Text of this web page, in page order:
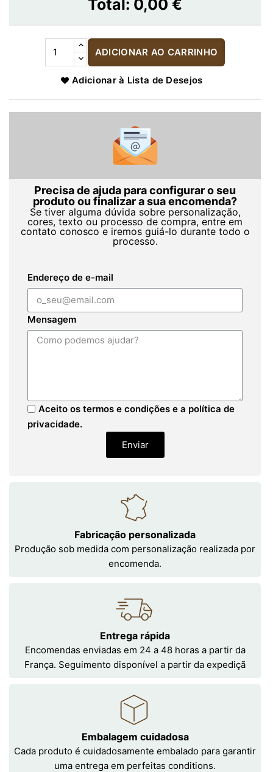
Total: 0,00 €
ADICIONAR AO CARRINHO
Adicionar à Lista de Desejos
Precisa de ajuda para configurar o seu
produto ou finalizar a sua encomenda?
Se tiver alguma dúvida sobre personalização,
cores, texto ou processo de compra, entre em
contato conosco e iremos guiá-lo durante todo o
processo.
Endereço de e-mail
Mensagem
Aceito os termos e condições e a política de
privacidade.
Enviar
Fabricação personalizada
Produção sob medida com personalização realizada por
encomenda.
Entrega rápida
Encomendas enviadas em 24 a 48 horas a partir da
França. Seguimento disponível a partir da expediçã
Embalagem cuidadosa
Cada produto é cuidadosamente embalado para garantir
uma entrega em perfeitas conditions.